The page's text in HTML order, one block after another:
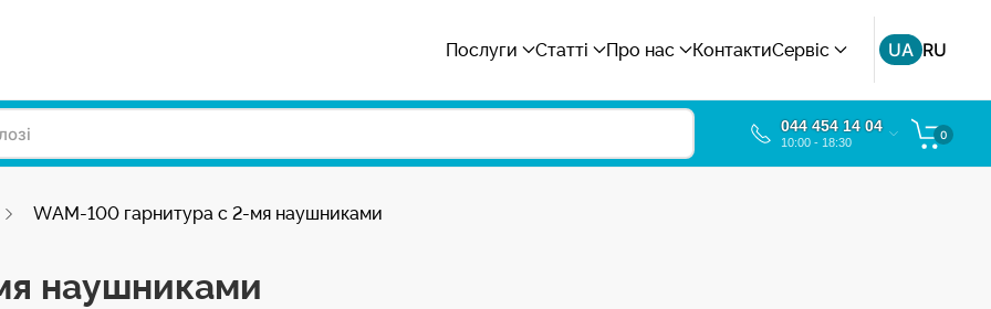
Послуги Статті Про нас КонтактиСервіс UA RU
044 454 14 04
10:00 - 18:30
0
WAM-100 гарнитура с 2-мя наушниками
наушниками